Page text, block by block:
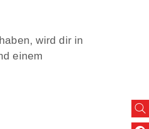
wird dir in
einem